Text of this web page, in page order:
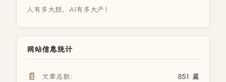
人有多大胆，AI有多大产！
网站信息统计
📄 文章总数： 851 篇